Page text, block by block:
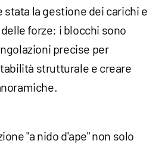
stata la gestione dei carichi e
forze: i blocchi sono
precise per
strutturale e creare
"a nido d'ape" non solo